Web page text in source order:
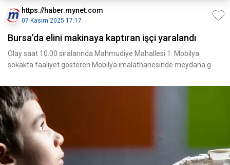
https://haber.mynet.com
07 Kasım 2025 17:17
Bursa’da elini makinaya kaptıran işçi yaralandı
Olay saat 10.00 sıralarında Mahmudiye Mahallesi 1. Mobilya
sokakta faaliyet gösteren Mobilya imalathanesinde meydana g